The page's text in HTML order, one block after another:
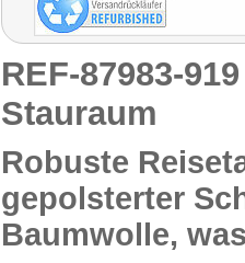
REF-87983-
Stauraum
Robuste
gepolsterter
Baumwolle,